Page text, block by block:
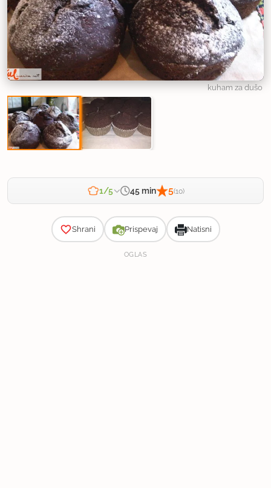
kuham za dušo
1/5 45 min 5(10)
Shrani Prispevaj Natisni
OGLAS